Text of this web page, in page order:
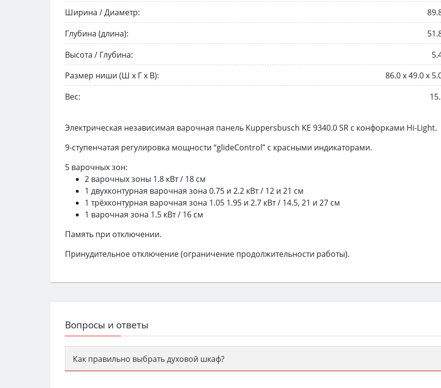
Ширина / Диаметр:
Глубина (длина):
Высота / Глубина:
Размер ниши (Ш х Г х В):
86.0 х 49.0 х
Вес:
Электрическая независимая варочная панель Kuppersbusch KE 9340.0 SR с конфорками Hi-Light.
9-ступенчатая регулировка мощности “glideControl” c красными индикаторами.
5 варочных зон:
2 варочных зоны 1.8 кВт / 18 см
1 двухконтурная варочная зона 0.75 и 2.2 кВт / 12 и 21 см
1 трёхконтурная варочная зона 1.05 1.95 и 2.7 кВт / 14.5, 21 и 27 см
1 варочная зона 1.5 кВт / 16 см
Память при отключении.
Принудительное отключение (ограничение продолжительности работы).
Вопросы и ответы
Как правильно выбрать духовой шкаф?